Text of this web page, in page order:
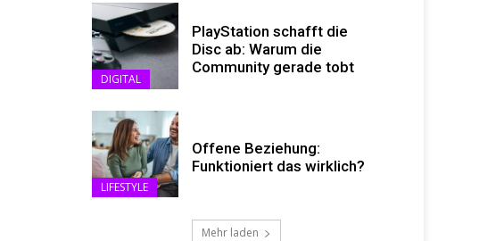
DIGITAL
PlayStation schafft die
Disc ab: Warum die
Community gerade tobt
LIFESTYLE
Offene Beziehung:
Funktioniert das wirklich?
Mehr laden